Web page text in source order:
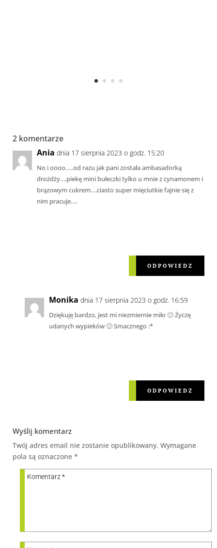
2 komentarze
Ania dnia 17 sierpnia 2023 o godz. 15:20
No i oooo…..od razu jak pani została ambasadorką
drożdży….piekę mini bułeczki tylko u mnie z cynamonem i
brązowym cukrem….ciasto super mięciutkie fajnie się z
nim pracuje….
ODPOWIEDZ
Monika dnia 17 sierpnia 2023 o godz. 16:59
Dziękuję bardzo, jest mi niezmiernie miło 🙂 Życzę
udanych wypieków 🙂 Smacznego :*
ODPOWIEDZ
Wyślij komentarz
Twój adres email nie zostanie opublikowany. Wymagane
pola są oznaczone*